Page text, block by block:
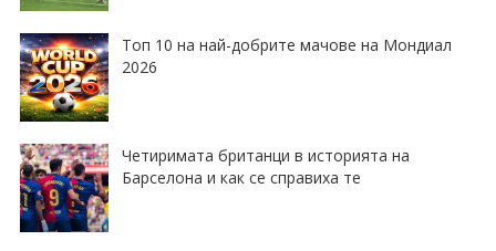
Топ 10 на най-добрите мачове на Мондиал
2026
Четиримата британци в историята на
Барселона и как се справиха те